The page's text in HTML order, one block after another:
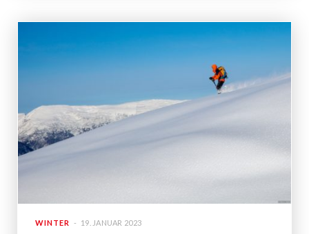
WINTER 19. JANUAR 2023